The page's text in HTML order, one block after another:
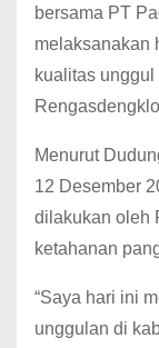
bersama PT
melaksanakan
kualitas
Menurut
12 Desember
dilakukan oleh
ketahanan
“Saya hari ini
unggulan di